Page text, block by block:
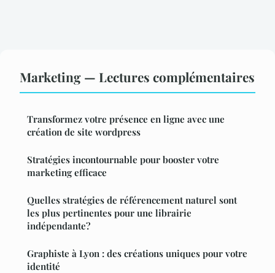
Marketing — Lectures complémentaires
Transformez votre présence en ligne avec une
création de site wordpress
Stratégies incontournable pour booster votre
marketing efficace
Quelles stratégies de référencement naturel sont
les plus pertinentes pour une librairie
indépendante?
Graphiste à Lyon : des créations uniques pour votre
identité